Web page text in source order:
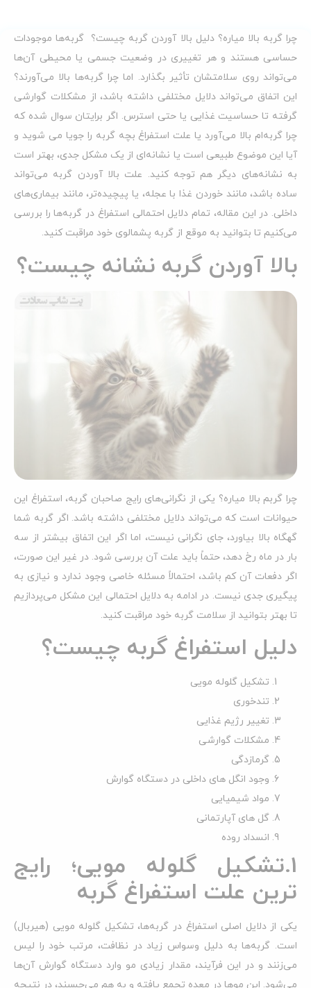
چرا گربه بالا میاره؟ دلیل بالا آوردن گربه چیست؟ گربه‌ها موجودات
حساسی هستند و هر تغییری در وضعیت جسمی یا محیطی آن‌ها
می‌تواند روی سلامتشان تأثیر بگذارد. اما چرا گربه‌ها بالا می‌آورند؟
این اتفاق می‌تواند دلایل مختلفی داشته باشد، از مشکلات گوارشی
گرفته تا حساسیت غذایی یا حتی استرس. اگر برایتان سوال شده که
چرا گربه‌ام بالا می‌آورد یا علت استفراغ بچه گربه را جویا می شوید و
آیا این موضوع طبیعی است یا نشانه‌ای از یک مشکل جدی، بهتر است
به نشانه‌های دیگر هم توجه کنید. علت بالا آوردن گربه می‌تواند
ساده باشد، مانند خوردن غذا با عجله، یا پیچیده‌تر، مانند بیماری‌های
داخلی. در این مقاله، تمام دلایل احتمالی استفراغ در گربه‌ها را بررسی
می‌کنیم تا بتوانید به موقع از گربه پشمالوی خود مراقبت کنید.
بالا آوردن گربه نشانه چیست؟
چرا گربم بالا میاره؟ یکی از نگرانی‌های رایج صاحبان گربه، استفراغ این
حیوانات است که می‌تواند دلایل مختلفی داشته باشد. اگر گربه شما
گهگاه بالا بیاورد، جای نگرانی نیست، اما اگر این اتفاق بیشتر از سه
بار در ماه رخ دهد، حتماً باید علت آن بررسی شود. در غیر این صورت،
اگر دفعات آن کم باشد، احتمالاً مسئله خاصی وجود ندارد و نیازی به
پیگیری جدی نیست. در ادامه به دلایل احتمالی این مشکل می‌پردازیم
تا بهتر بتوانید از سلامت گربه خود مراقبت کنید.
دلیل استفراغ گربه چیست؟
تشکیل گلوله مویی
تندخوری
تغییر رژیم غذایی
مشکلات گوارشی
گرمازدگی
وجود انگل های داخلی در دستگاه گوارش
مواد شیمیایی
گل های آپارتمانی
انسداد روده
1.تشکیل گلوله مویی؛ رایج
ترین علت استفراغ گربه
یکی از دلایل اصلی استفراغ در گربه‌ها، تشکیل گلوله مویی (هیربال)
است. گربه‌ها به دلیل وسواس زیاد در نظافت، مرتب خود را لیس
می‌زنند و در این فرآیند، مقدار زیادی مو وارد دستگاه گوارش آن‌ها
می‌شود. این موها در معده تجمع یافته و به هم می‌چسبند، در نتیجه